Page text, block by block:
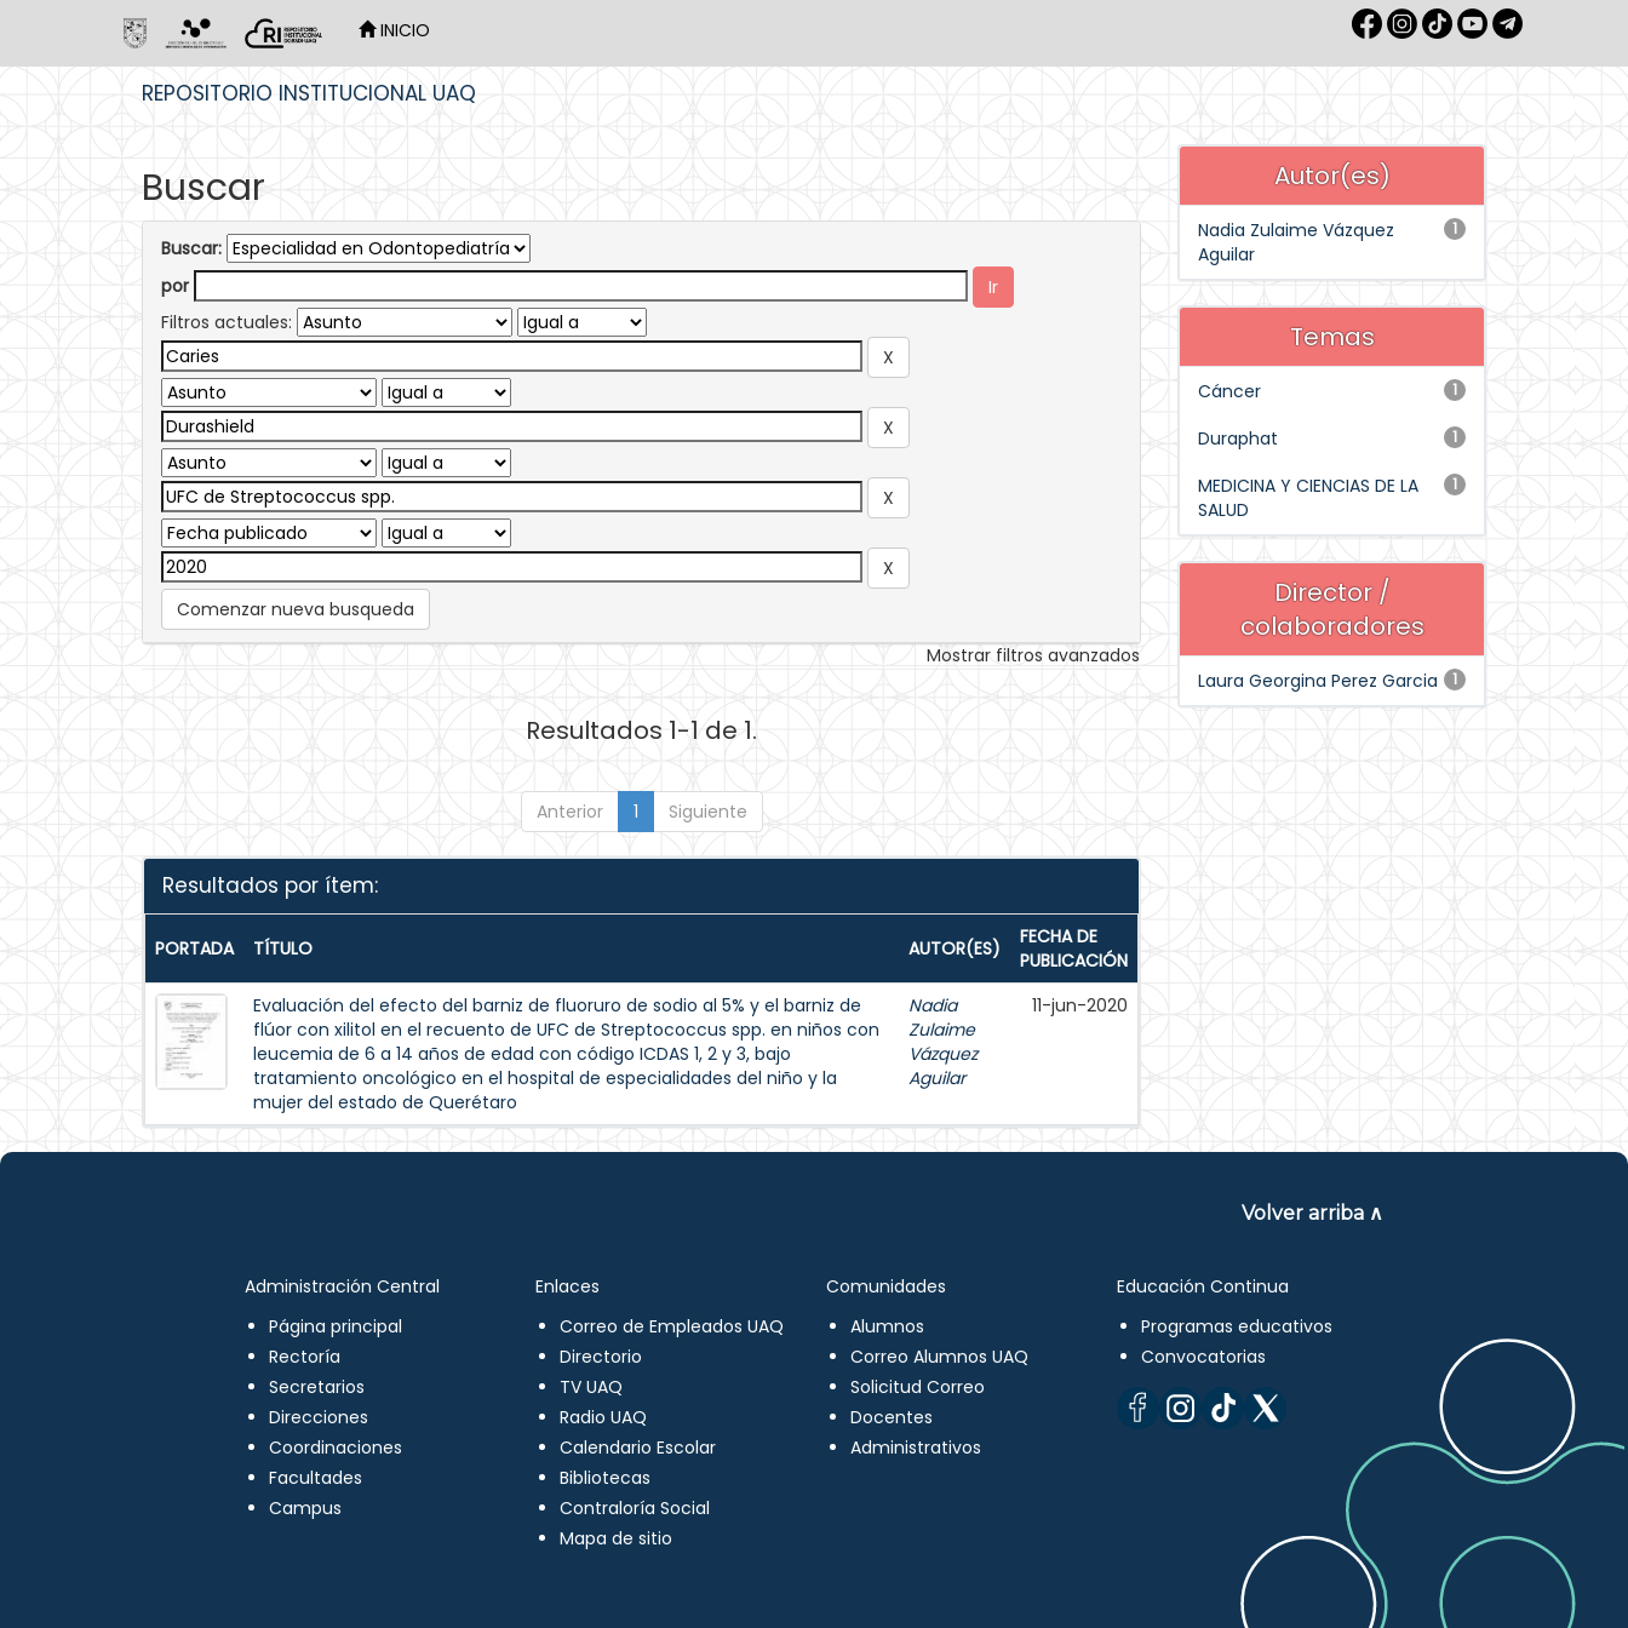
INICIO
REPOSITORIO INSTITUCIONAL UAQ
Buscar
Buscar:
por
Filtros actuales:
Comenzar nueva busqueda
Mostrar filtros avanzados
Resultados 1-1 de 1.
Anterior 1 Siguiente
Resultados por ítem:
PORTADA TÍTULO AUTOR(ES)
FECHA DE
PUBLICACIÓN
Evaluación del efecto del barniz de fluoruro de sodio al 5% y el barniz de
flúor con xilitol en el recuento de UFC de Streptococcus spp. en niños con
leucemia de 6 a 14 años de edad con código ICDAS 1, 2 y 3, bajo
tratamiento oncológico en el hospital de especialidades del niño y la
mujer del estado de Querétaro
Nadia
Zulaime
Vázquez
Aguilar
11-jun-2020
Autor(es)
1
Nadia Zulaime Vázquez
Aguilar
Temas
1
Cáncer
1
Duraphat
1
MEDICINA Y CIENCIAS DE LA
SALUD
Director /
colaboradores
1
Laura Georgina Perez Garcia
Volver arriba ∧
Administración Central
Página principal
Rectoría
Secretarios
Direcciones
Coordinaciones
Facultades
Campus
Enlaces
Correo de Empleados UAQ
Directorio
TV UAQ
Radio UAQ
Calendario Escolar
Bibliotecas
Contraloría Social
Mapa de sitio
Comunidades
Alumnos
Correo Alumnos UAQ
Solicitud Correo
Docentes
Administrativos
Educación Continua
Programas educativos
Convocatorias